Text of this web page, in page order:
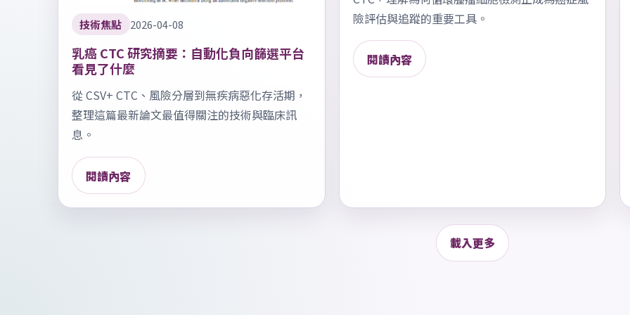
技術焦點 2026-04-08
乳癌 CTC 研究摘要：自動化負向篩選平台
看見了什麼
從 CSV+ CTC、風險分層到無疾病惡化存活期，
整理這篇最新論文最值得關注的技術與臨床訊
息。
閱讀內容
險評估與追蹤的重要工具。
閱讀內容
載入更多